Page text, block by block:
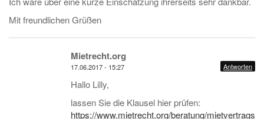
Mit freundlichen Grüßen
Mietrecht.org
17.06.2017 - 15:27 Antworten
Hallo Lilly,
lassen Sie die Klausel hier prüfen:
https://www.mietrecht.org/beratung/